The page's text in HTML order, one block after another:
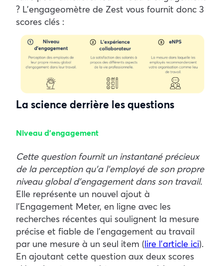
? L’engageomètre de Zest vous fournit donc 3
scores clés :
La science derrière les questions
Niveau d’engagement
Cette question fournit un instantané précieux
de la perception qu’a l’employé de son propre
niveau global d’engagement dans son travail.
Elle représente un nouvel ajout à
l’Engagement Meter, en ligne avec les
recherches récentes qui soulignent la mesure
précise et fiable de l’engagement au travail
par une mesure à un seul item (lire l’article ici).
En ajoutant cette question aux deux scores